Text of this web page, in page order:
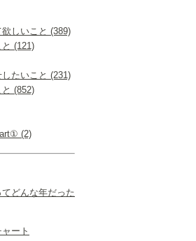
しいこと (389)
(121)
たいこと (231)
(852)
(2)
どんな年だった
ート